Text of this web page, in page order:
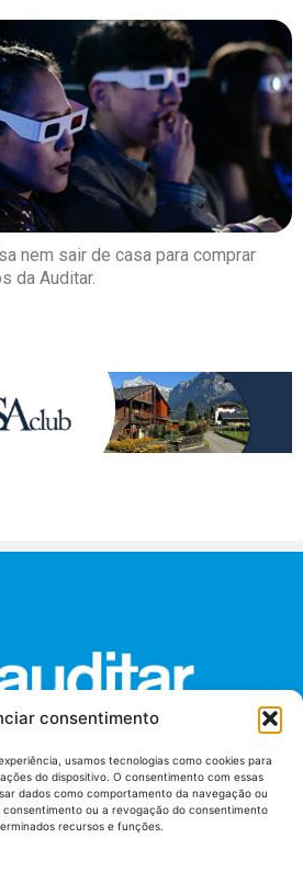
consentimento
usamos tecnologias como cookies para
do dispositivo. O consentimento com essas
dados como comportamento da navegação ou
consentimento ou a revogação do consentimento
recursos e funções.
nem sair de casa para comprar
da Auditar.
Federais de Controle Externo -
AUDITAR
Federal Sul (SAF/Sul), Qd. 04, Lt. 01